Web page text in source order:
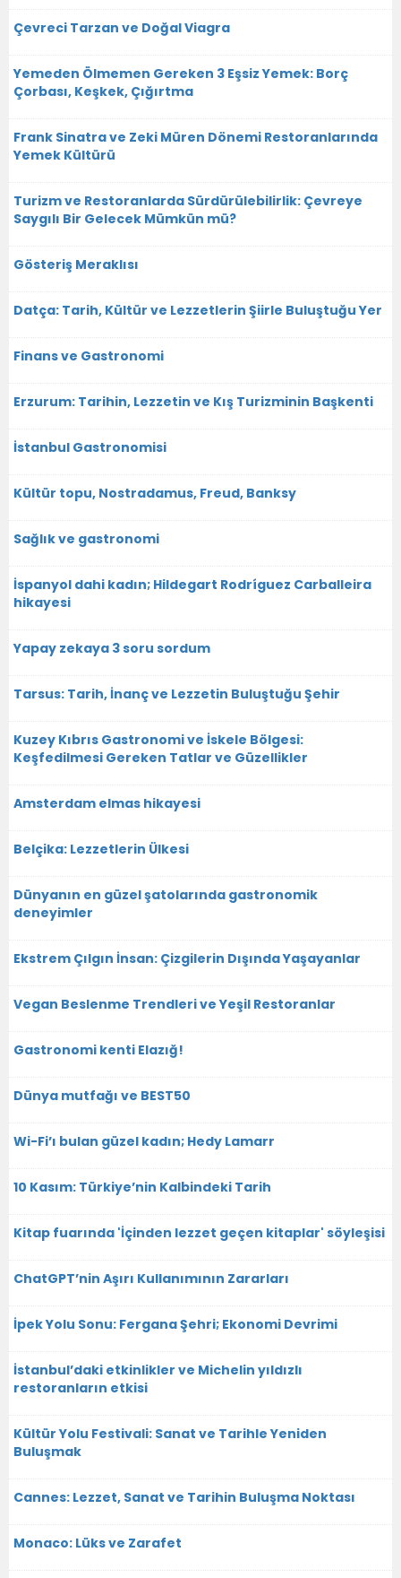
Çevreci Tarzan ve Doğal Viagra
Yemeden Ölmemen Gereken 3 Eşsiz Yemek: Borç
Çorbası, Keşkek, Çığırtma
Frank Sinatra ve Zeki Müren Dönemi Restoranlarında
Yemek Kültürü
Turizm ve Restoranlarda Sürdürülebilirlik: Çevreye
Saygılı Bir Gelecek Mümkün mü?
Gösteriş Meraklısı
Datça: Tarih, Kültür ve Lezzetlerin Şiirle Buluştuğu Yer
Finans ve Gastronomi
Erzurum: Tarihin, Lezzetin ve Kış Turizminin Başkenti
İstanbul Gastronomisi
Kültür topu, Nostradamus, Freud, Banksy
Sağlık ve gastronomi
İspanyol dahi kadın; Hildegart Rodríguez Carballeira
hikayesi
Yapay zekaya 3 soru sordum
Tarsus: Tarih, İnanç ve Lezzetin Buluştuğu Şehir
Kuzey Kıbrıs Gastronomi ve İskele Bölgesi:
Keşfedilmesi Gereken Tatlar ve Güzellikler
Amsterdam elmas hikayesi
Belçika: Lezzetlerin Ülkesi
Dünyanın en güzel şatolarında gastronomik
deneyimler
Ekstrem Çılgın İnsan: Çizgilerin Dışında Yaşayanlar
Vegan Beslenme Trendleri ve Yeşil Restoranlar
Gastronomi kenti Elazığ!
Dünya mutfağı ve BEST50
Wi-Fi’ı bulan güzel kadın; Hedy Lamarr
10 Kasım: Türkiye’nin Kalbindeki Tarih
Kitap fuarında 'İçinden lezzet geçen kitaplar' söyleşisi
ChatGPT’nin Aşırı Kullanımının Zararları
İpek Yolu Sonu: Fergana Şehri; Ekonomi Devrimi
İstanbul’daki etkinlikler ve Michelin yıldızlı
restoranların etkisi
Kültür Yolu Festivali: Sanat ve Tarihle Yeniden
Buluşmak
Cannes: Lezzet, Sanat ve Tarihin Buluşma Noktası
Monaco: Lüks ve Zarafet